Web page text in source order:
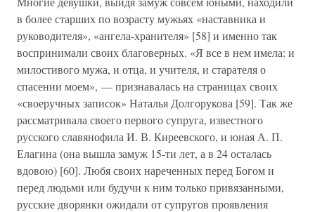
в более старших по возрасту мужьях «наставника и
руководителя», «ангела-хранителя» [58] и именно так
воспринимали своих благоверных. «Я все в нем имела: и
милостивого мужа, и отца, и учителя, и старателя о
спасении моем», — признавалась на страницах своих
«своеручных записок» Наталья Долгорукова [59]. Так же
рассматривала своего первого супруга, известного
русского славянофила И. В. Киреевского, и юная А. П.
Елагина (она вышла замуж 15-ти лет, а в 24 осталась
вдовою) [60]. Любя своих нареченных перед Богом и
перед людьми или будучи к ним только привязанными,
русские дворянки ожидали от супругов проявления